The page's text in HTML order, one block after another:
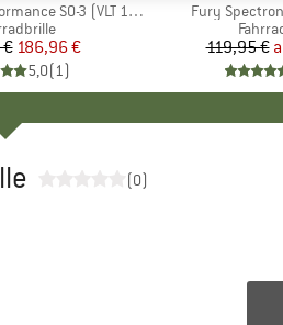
S0-3 (VLT 12 / 87%)
Preis
€ reduzierter Preis
186,96 €
5,0(1)
Artikel
Fury Spectron
119,95 €
(0)